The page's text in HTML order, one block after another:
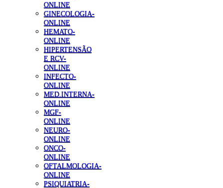
ONLINE
GINECOLOGIA-
ONLINE
HEMATO-
ONLINE
HIPERTENSÃO
E RCV-
ONLINE
INFECTO-
ONLINE
MED.INTERNA-
ONLINE
MGF-
ONLINE
NEURO-
ONLINE
ONCO-
ONLINE
OFTALMOLOGIA-
ONLINE
PSIQUIATRIA-